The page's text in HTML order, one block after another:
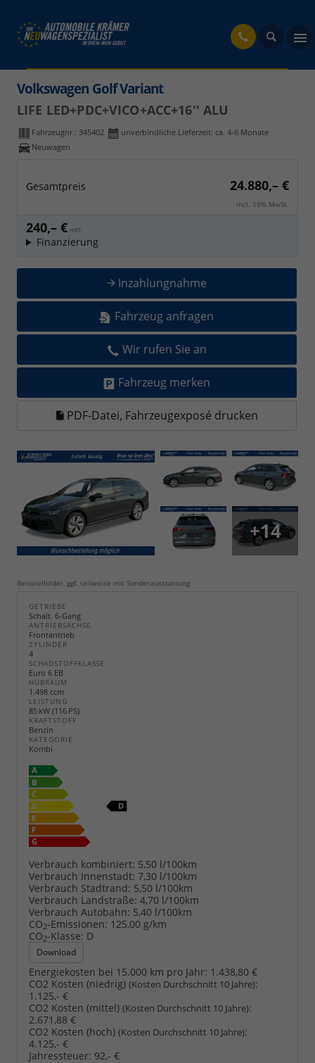
Volkswagen Golf Variant
LIFE LED+PDC+VICO+ACC+16'' ALU
Fahrzeugnr.: 345402
unverbindliche Lieferzeit: ca. 4-6 Monate
Neuwagen
Gesamtpreis 24.880,– €
incl. 19% MwSt.
240,– € mtl.
Finanzierung
Inzahlungnahme
Fahrzeug anfragen
Wir rufen Sie an
Fahrzeug merken
PDF-Datei, Fahrzeugexposé drucken
+14
Beispielbilder, ggf. teilweise mit Sonderausstattung
GETRIEBE
Schalt. 6-Gang
ANTRIEBSACHSE
Frontantrieb
ZYLINDER
4
SCHADSTOFFKLASSE
Euro 6 EB
HUBRAUM
1.498 ccm
LEISTUNG
85 kW (116 PS)
KRAFTSTOFF
Benzin
KATEGORIE
Kombi
Verbrauch kombiniert: 5,50 l/100km
Verbrauch Innenstadt: 7,30 l/100km
Verbrauch Stadtrand: 5,50 l/100km
Verbrauch Landstraße: 4,70 l/100km
Verbrauch Autobahn: 5,40 l/100km
CO2-Emissionen: 125,00 g/km
CO2-Klasse: D
Download
Energiekosten bei 15.000 km pro Jahr: 1.438,80 €
CO2 Kosten (niedrig) (Kosten Durchschnitt 10 Jahre):
1.125,- €
CO2 Kosten (mittel) (Kosten Durchschnitt 10 Jahre):
2.671,88 €
CO2 Kosten (hoch) (Kosten Durchschnitt 10 Jahre):
4.125,- €
Jahressteuer: 92,- €